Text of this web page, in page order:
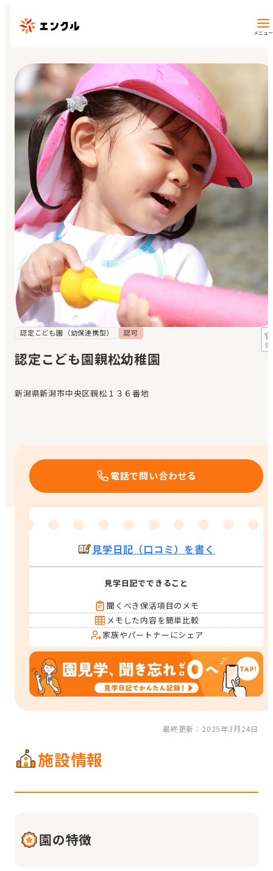
メニュー
保育園・幼稚園を探す
地図から探す
地域から探す
マイページ
閲覧履歴
お気に入り
見学日記
メッセージ
おすすめの園
エンクルの特徴と活用方法
認定こども園（幼保連携型） 認可
認定こども園親松幼稚園
新潟県新潟市中央区親松１３６番地
電話で問い合わせる
見学日記（口コミ）を書く
見学日記でできること
聞くべき保活項目のメモ
メモした内容を簡単比較
家族やパートナーにシェア
最終更新：2025年3月24日
施設情報
園の特徴